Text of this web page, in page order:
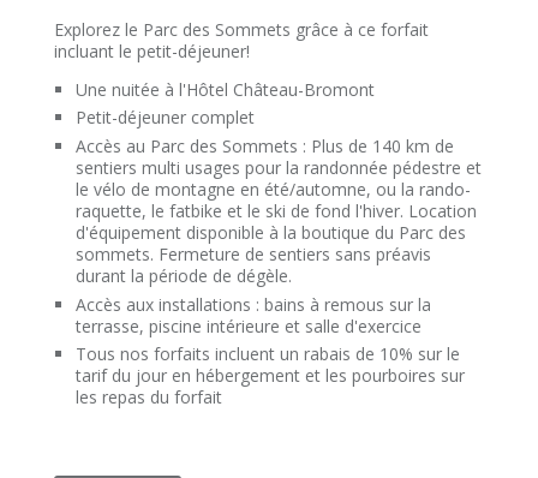
Explorez le Parc des Sommets grâce à ce forfait
incluant le petit-déjeuner!
Une nuitée à l'Hôtel Château-Bromont
Petit-déjeuner complet
Accès au Parc des Sommets : Plus de 140 km de
sentiers multi usages pour la randonnée pédestre et
le vélo de montagne en été/automne, ou la rando-
raquette, le fatbike et le ski de fond l'hiver. Location
d'équipement disponible à la boutique du Parc des
sommets. Fermeture de sentiers sans préavis
durant la période de dégèle.
Accès aux installations : bains à remous sur la
terrasse, piscine intérieure et salle d'exercice
Tous nos forfaits incluent un rabais de 10% sur le
tarif du jour en hébergement et les pourboires sur
les repas du forfait